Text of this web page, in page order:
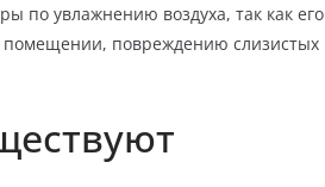
по увлажнению воздуха, так как его
повреждению слизистых